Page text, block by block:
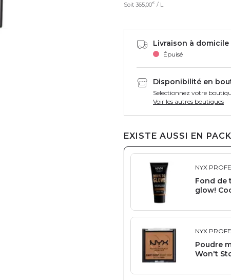
Soit 365,00€ / L
Livraison à
Épuisé
Disponibilité en
Selectionnez votre
Voir les autres boutiques
EXISTE AUSSI EN
NYX
Fond de
glow!
NYX
Poudre
Won't